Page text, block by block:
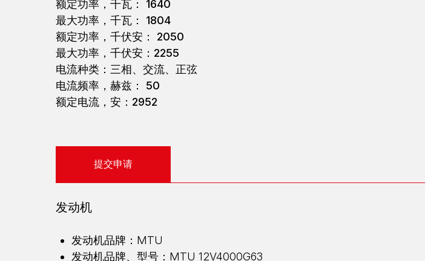
额定功率，千瓦： 1640
最大功率，千瓦： 1804
额定功率，千伏安： 2050
最大功率，千伏安：2255
电流种类：三相、交流、正弦
电流频率，赫兹： 50
额定电流，安：2952
提交申请
发动机
发动机品牌：MTU
发动机品牌、型号：MTU 12V4000G63